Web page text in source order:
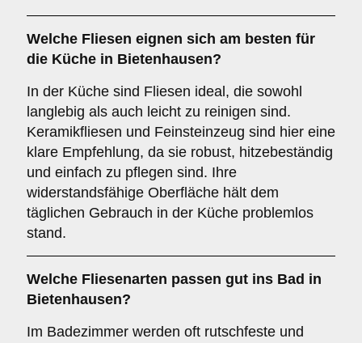
Welche Fliesen eignen sich am besten für
die Küche in Bietenhausen?
In der Küche sind Fliesen ideal, die sowohl
langlebig als auch leicht zu reinigen sind.
Keramikfliesen und Feinsteinzeug sind hier eine
klare Empfehlung, da sie robust, hitzebeständig
und einfach zu pflegen sind. Ihre
widerstandsfähige Oberfläche hält dem
täglichen Gebrauch in der Küche problemlos
stand.
Welche Fliesenarten passen gut ins Bad in
Bietenhausen?
Im Badezimmer werden oft rutschfeste und